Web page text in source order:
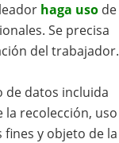
haga uso de
Se precisa
del trabajador.
de datos incluida
recolección, uso
y objeto de la